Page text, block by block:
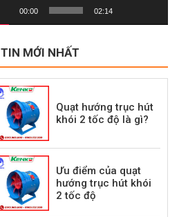
00:00 02:14
TIN MỚI NHẤT
Quạt hướng trục hút
khói 2 tốc độ là gì?
Ưu điểm của quạt
hướng trục hút khói
2 tốc độ